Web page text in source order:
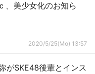
、美少女化のお知ら
2020/5/25(Mo) 13:57
がSKE48後輩とインス